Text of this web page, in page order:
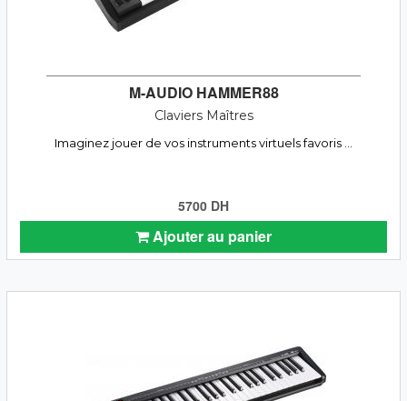
M-AUDIO HAMMER88
Claviers Maîtres
Imaginez jouer de vos instruments virtuels favoris ...
5700 DH
Ajouter au panier